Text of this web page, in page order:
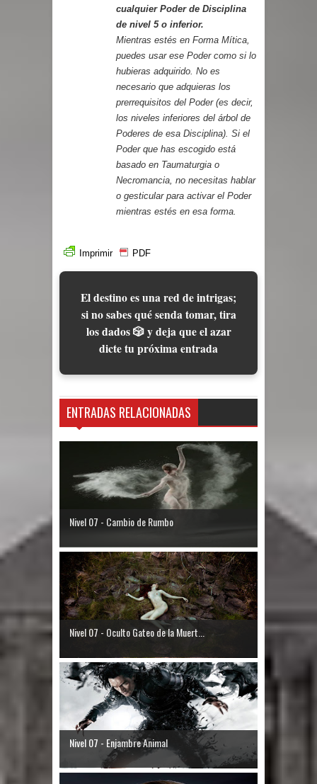
cualquier Poder de Disciplina
de nivel 5 o inferior.
Mientras estés en Forma Mítica,
puedes usar ese Poder como si lo
hubieras adquirido. No es
necesario que adquieras los
prerrequisitos del Poder (es decir,
los niveles inferiores del árbol de
Poderes de esa Disciplina). Si el
Poder que has escogido está
basado en Taumaturgia o
Necromancia, no necesitas hablar
o gesticular para activar el Poder
mientras estés en esa forma.
Imprimir PDF
El destino es una red de intrigas;
si no sabes qué senda tomar, tira
los dados 🎲 y deja que el azar
dicte tu próxima entrada
ENTRADAS RELACIONADAS
Nivel 07 - Cambio de Rumbo
Nivel 07 - Oculto Gateo de la Muert...
Nivel 07 - Enjambre Animal